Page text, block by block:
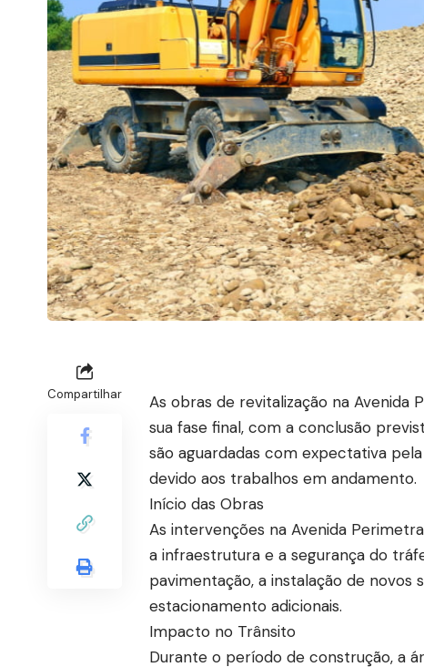
Compartilhar
As obras de revitalização na
sua fase final, com a conclusão
são aguardadas com expectativa
devido aos trabalhos em andamento.
Início das Obras
As intervenções na Avenida
a infraestrutura e a segurança do
pavimentação, a instalação de novos
estacionamento adicionais.
Impacto no Trânsito
Durante o período de construção, a